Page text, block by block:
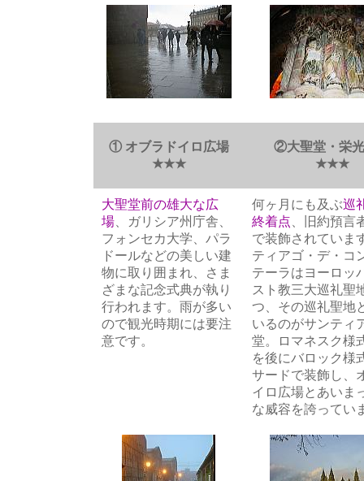
① オブラドイロ広場
★★★
②大聖堂・栄
★★★
大聖堂前の雄大な広
場 、ガリシア州庁舎、
フォンセカ大学、パラ
ドールなどの美しい建
物に取り囲まれ、さま
ざまな記念式典が執り
行われます。雨が多い
ので観光時期には要注
意です。
何ヶ月にも及ぶ巡
終着点 、旧約預言
で装飾されていま
ティアゴ・デ・コ
テーラはヨーロッ
スト教三大巡礼聖
つ、その巡礼聖地
いるのがサンティ
堂。ロマネスク様
を後にバロック様
サードで装飾し、
イロ広場とあいま
な威容を誇ってい